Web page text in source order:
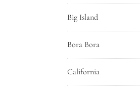
Big Island
Bora Bora
California